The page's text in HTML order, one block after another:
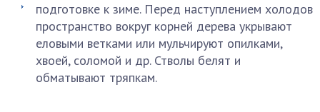
подготовке к зиме. Перед наступлением холодов
пространство вокруг корней дерева укрывают
еловыми ветками или мульчируют опилками,
хвоей, соломой и др. Стволы белят и
обматывают тряпкам.